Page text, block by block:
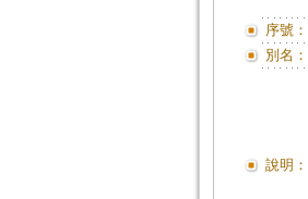
序號：
別名：
說明：